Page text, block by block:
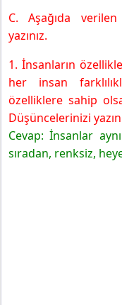
C. Aşağıda
yazınız.
1. İnsanların
her insan
özelliklere sahip
Düşüncelerinizi
Cevap: İnsanlar
sıradan, renksiz,